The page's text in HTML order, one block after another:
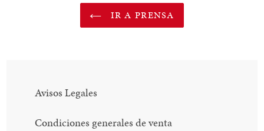
IR A PRENSA
Avisos Legales
Condiciones generales de venta